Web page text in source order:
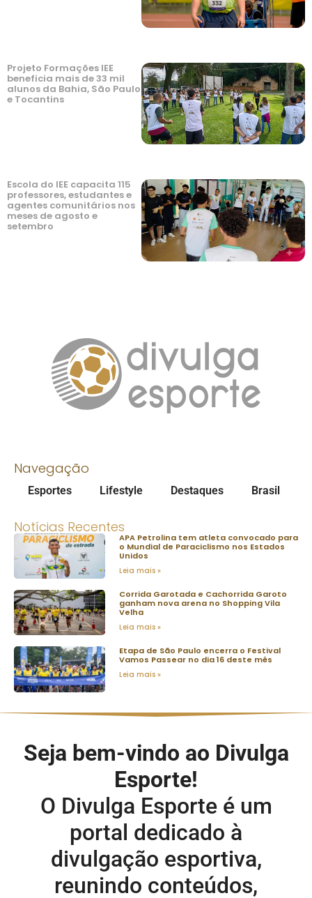
Projeto Formações IEE
beneficia mais de 33 mil
alunos da Bahia, São Paulo
e Tocantins
Escola do IEE capacita 115
professores, estudantes e
agentes comunitários nos
meses de agosto e
setembro
Navegação
Esportes Lifestyle Destaques Brasil
Notícias Recentes
APA Petrolina tem atleta convocado para
o Mundial de Paraciclismo nos Estados
Unidos
Leia mais »
Corrida Garotada e Cachorrida Garoto
ganham nova arena no Shopping Vila
Velha
Leia mais »
Etapa de São Paulo encerra o Festival
Vamos Passear no dia 16 deste mês
Leia mais »
Seja bem-vindo ao Divulga
Esporte!
O Divulga Esporte é um
portal dedicado à
divulgação esportiva,
reunindo conteúdos,